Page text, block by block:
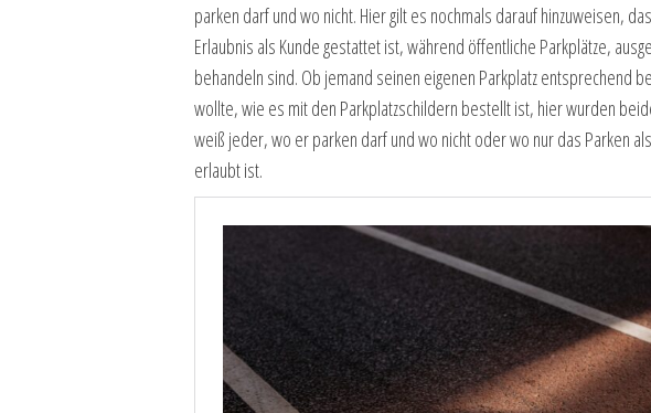
parken darf und wo nicht. Hier gilt es nochmals darauf hinzuweisen,
Erlaubnis als Kunde gestattet ist, während öffentliche Parkplätze,
behandeln sind. Ob jemand seinen eigenen Parkplatz entsprechend
wollte, wie es mit den Parkplatzschildern bestellt ist, hier wurden
weiß jeder, wo er parken darf und wo nicht oder wo nur das Parken
erlaubt ist.